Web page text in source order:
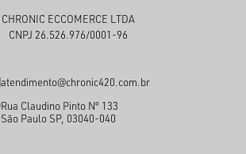
CHRONIC ECCOMERCE LTDA
CNPJ 26.526.976/0001-96
atendimento@chronic420.com.br
Rua Claudino Pinto Nº 133
São Paulo SP, 03040-040